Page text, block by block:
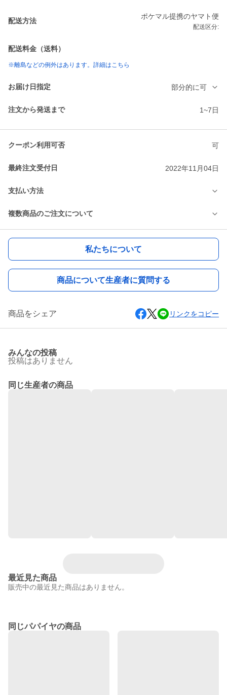
配送方法
ポケマル提携のヤマト便
配送区分:
配送料金（送料）
※離島などの例外はあります。詳細はこちら
お届け日指定 部分的に可
注文から発送まで 1~7日
クーポン利用可否 可
最終注文受付日 2022年11月04日
支払い方法
複数商品のご注文について
私たちについて
商品について生産者に質問する
商品をシェア リンクをコピー
みんなの投稿
投稿はありません
同じ生産者の商品
最近見た商品
販売中の最近見た商品はありません。
同じパパイヤの商品